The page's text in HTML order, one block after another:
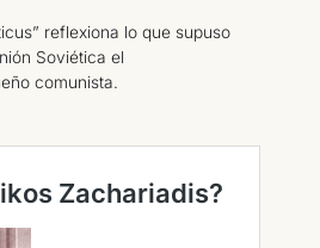
reflexiona lo que supuso
Soviética el
comunista.